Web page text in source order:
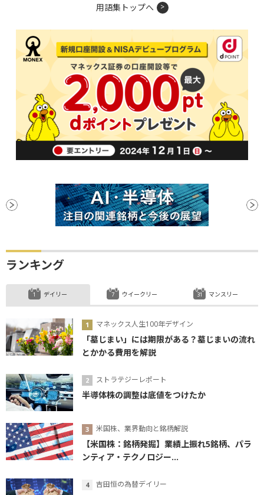
用語集トップへ
ランキング
デイリー
マネックス人生100年デザイン
「墓じまい」には期限がある？墓じまいの流れ
とかかる費用を解説
ストラテジーレポート
半導体株の調整は底値をつけたか
米国株、業界動向と銘柄解説
【米国株：銘柄発掘】業績上振れ5銘柄、パラ
ンティア・テクノロジー...
吉田恒の為替デイリー
ウイークリー マンスリー